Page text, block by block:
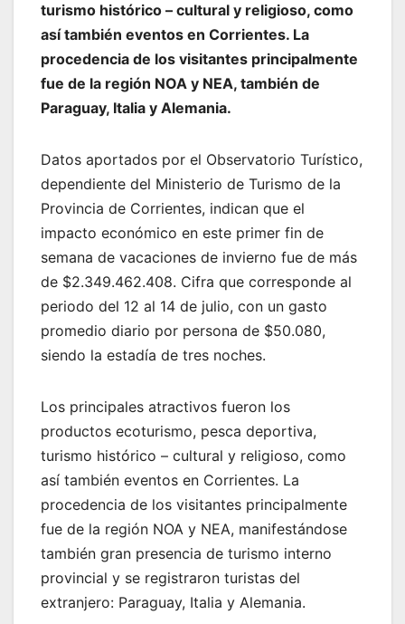
turismo histórico – cultural y religioso, como
así también eventos en Corrientes. La
procedencia de los visitantes principalmente
fue de la región NOA y NEA, también de
Paraguay, Italia y Alemania.
Datos aportados por el Observatorio Turístico,
dependiente del Ministerio de Turismo de la
Provincia de Corrientes, indican que el
impacto económico en este primer fin de
semana de vacaciones de invierno fue de más
de $2.349.462.408. Cifra que corresponde al
periodo del 12 al 14 de julio, con un gasto
promedio diario por persona de $50.080,
siendo la estadía de tres noches.
Los principales atractivos fueron los
productos ecoturismo, pesca deportiva,
turismo histórico – cultural y religioso, como
así también eventos en Corrientes. La
procedencia de los visitantes principalmente
fue de la región NOA y NEA, manifestándose
también gran presencia de turismo interno
provincial y se registraron turistas del
extranjero: Paraguay, Italia y Alemania.